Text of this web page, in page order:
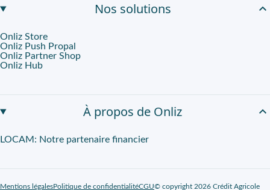
Nos solutions
Onliz Store
Onliz Push Propal
Onliz Partner Shop
Onliz Hub
À propos de Onliz
LOCAM: Notre partenaire financier
Mentions légalesPolitique de confidentialitéCGU© copyright 2026 Crédit Agricole